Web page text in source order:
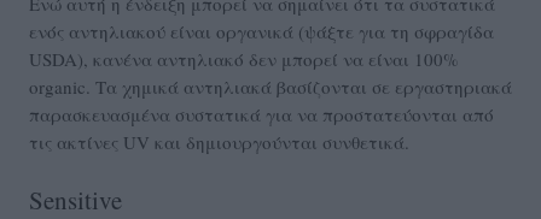
ενός αντηλιακού είναι οργανικά (ψάξτε για τη σφραγίδα
USDA), κανένα αντηλιακό δεν μπορεί να είναι 100%
organic. Τα χημικά αντηλιακά βασίζονται σε εργαστηριακά
παρασκευασμένα συστατικά για να προστατεύονται από
τις ακτίνες UV και δημιουργούνται συνθετικά.
Sensitive